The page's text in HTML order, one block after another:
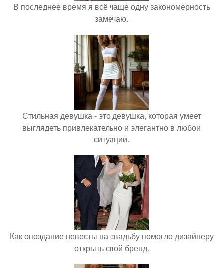
В последнее время я всё чаще одну закономерность
замечаю.
Стильная девушка - это девушка, которая умеет
выглядеть привлекательно и элегантно в любои
ситуации.
Как опоздание невесты на свадьбу помогло дизайнеру
открыть свой бренд.